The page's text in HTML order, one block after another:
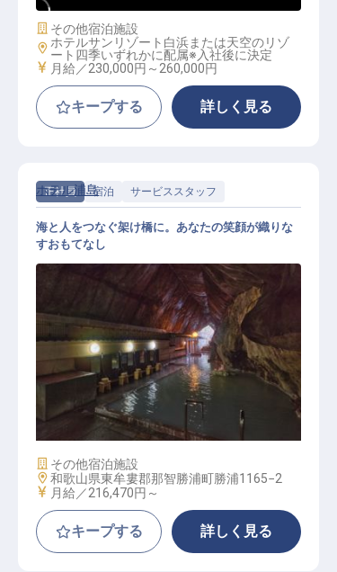
施設業態
その他宿泊施設
勤務地
ホテルサンリゾート白浜または天空のリゾ
ート四季いずれかに配属※入社後に決定
給与
月給／230,000円～ 260,000円
キープする 詳しく見る
正社員 宿泊 サービススタッフ
総合職
ホテル浦島
海と人をつなぐ架け橋に。あなたの笑顔が織りな
すおもてなし
施設業態
その他宿泊施設
勤務地
和歌山県東牟婁郡那智勝浦町勝浦1165−2
給与
月給／216,470円～
キープする 詳しく見る